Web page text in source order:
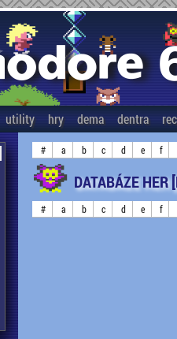
utility hry dema dentra
# a b c d e f
DATABÁZE HER
# a b c d e f